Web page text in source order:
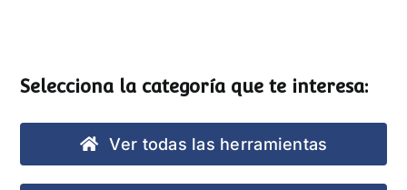
Selecciona la categoría que te interesa:
Ver todas las herramientas